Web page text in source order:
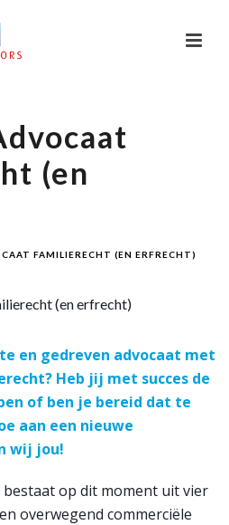
(en
FAMILIERECHT (EN ERFRECHT)
en gedreven advocaat met
Heb jij met succes de
of ben je bereid dat te
aan een nieuwe
wij jou!
op dit moment uit vier
overwegend commerciële